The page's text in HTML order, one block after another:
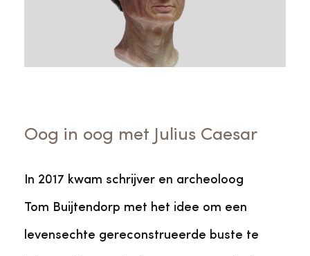
Oog in oog met Julius Caesar
In 2017 kwam schrijver en archeoloog
Tom Buijtendorp met het idee om een
levensechte gereconstrueerde buste te